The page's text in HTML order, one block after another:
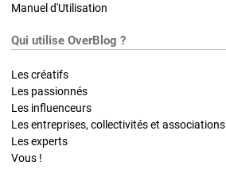
Manuel d'Utilisation
Qui utilise OverBlog ?
Les créatifs
Les passionnés
Les influenceurs
Les entreprises, collectivités et associations
Les experts
Vous !